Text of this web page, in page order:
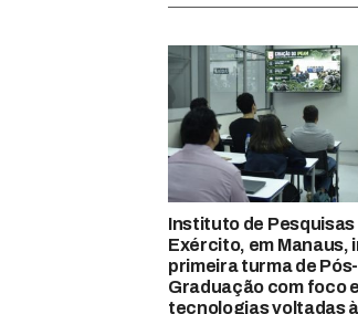
Instituto de Pesquisas
Exército, em Manaus,
primeira turma de Pós-
Graduação com foco
tecnologias voltadas